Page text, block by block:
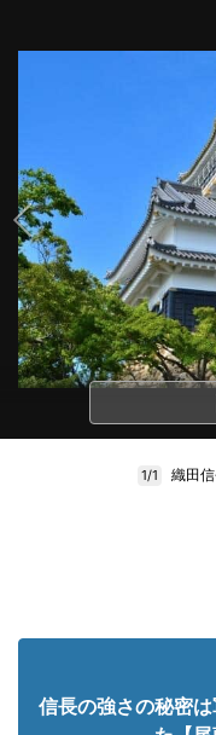
1/1 織田
信長の強さの秘密